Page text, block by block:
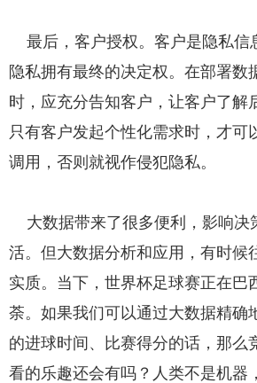
最后，客户授权。客户是隐私信
隐私拥有最终的决定权。在部署数
时，应充分告知客户，让客户了解
只有客户发起个性化需求时，才可
调用，否则就视作侵犯隐私。
大数据带来了很多便利，影响决
活。但大数据分析和应用，有时候
实质。当下，世界杯足球赛正在巴
荼。如果我们可以通过大数据精确
的进球时间、比赛得分的话，那么
看的乐趣还会有吗？人类不是机器